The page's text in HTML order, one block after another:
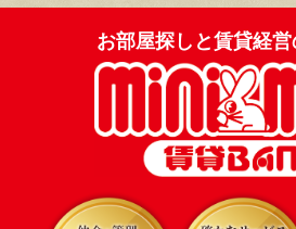
お部屋探しと賃貸経